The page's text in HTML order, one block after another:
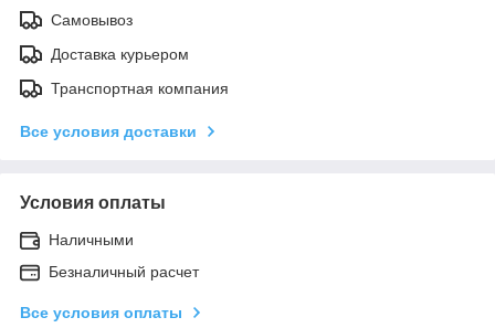
Самовывоз
Доставка курьером
Транспортная компания
Все условия доставки
Условия оплаты
Наличными
Безналичный расчет
Все условия оплаты